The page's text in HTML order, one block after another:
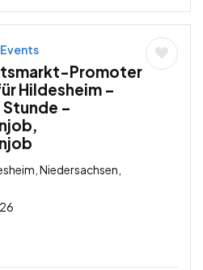
Promoter
Hildesheim –
–
Niedersachsen,